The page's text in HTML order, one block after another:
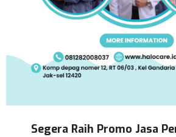
Segera Raih Promo Jasa